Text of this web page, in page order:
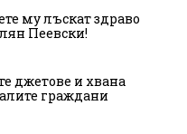
му лъскат здраво
Пеевски!
джетове и хвана
граждани